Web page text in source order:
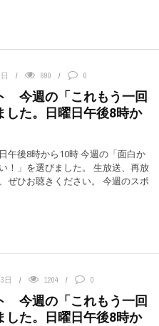
890 0
今週の「これもう一回
した。日曜日午後8時か
後8時から10時 今週の「面白か
！」を選びました。 生放送、再放
ぜひお聴きください。 今週のスポ
日 1204 0
今週の「これもう一回
した。日曜日午後8時か